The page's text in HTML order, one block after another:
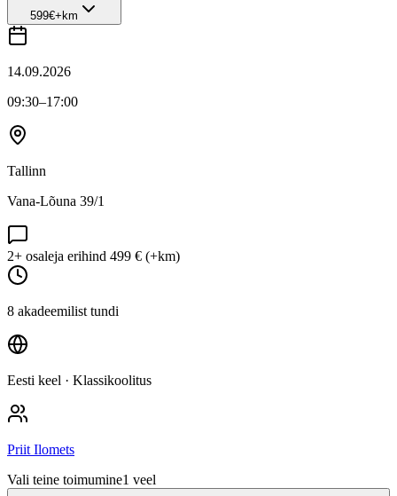
599€+km
14.09.2026
09:30–17:00
Tallinn
Vana-Lõuna 39/1
2+ osaleja erihind 499 € (+km)
8 akadeemilist tundi
Eesti keel · Klassikoolitus
Priit Ilomets
Vali teine toimumine1 veel